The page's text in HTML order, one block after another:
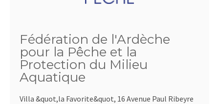
Fédération de l'Ardèche
pour la Pêche et la
Protection du Milieu
Aquatique
Villa &quot,la Favorite&quot, 16 Avenue Paul Ribeyre